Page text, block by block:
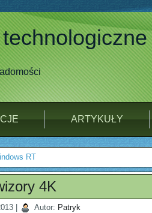
ARTYKUŁY
RT
4K
Autor: Patryk